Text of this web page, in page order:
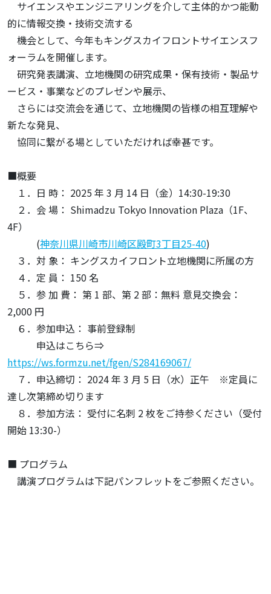
サイエンスやエンジニアリングを介して主体的かつ能動
的に情報交換・技術交流する
機会として、今年もキングスカイフロントサイエンスフ
ォーラムを開催します。
研究発表講演、立地機関の研究成果・保有技術・製品サ
ービス・事業などのプレゼンや展示、
さらには交流会を通じて、立地機関の皆様の相互理解や
新たな発見、
協同に繋がる場としていただければ幸甚です。
■概要
１．日 時： 2025 年 3 月 14 日（金）14:30-19:30
２．会 場： Shimadzu Tokyo Innovation Plaza（1F、
4F）
(神奈川県川崎市川崎区殿町3丁目25-40)
３．対 象： キングスカイフロント立地機関に所属の方
４．定 員： 150 名
５．参 加 費： 第 1 部、第 2 部：無料 意見交換会：
2,000 円
６．参加申込： 事前登録制
申込はこちら⇒
https://ws.formzu.net/fgen/S284169067/
７．申込締切： 2024 年 3 月 5 日（水）正午 ※定員に
達し次第締め切ります
８．参加方法： 受付に名刺 2 枚をご持参ください（受付
開始 13:30-）
■ プログラム
講演プログラムは下記パンフレットをご参照ください。